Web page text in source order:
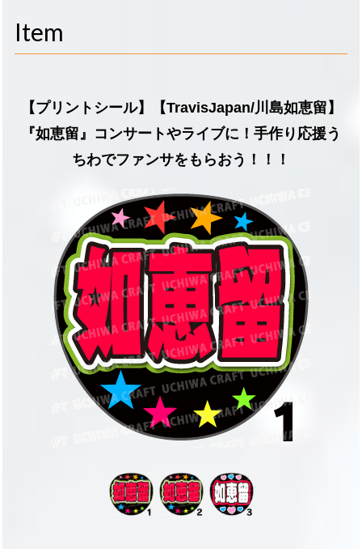
Item
【プリントシール】【TravisJapan/川島如恵留】
『如恵留』コンサートやライブに！手作り応援う
ちわでファンサをもらおう！！！